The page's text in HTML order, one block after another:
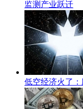
监测产业跃迁
低空经济火了